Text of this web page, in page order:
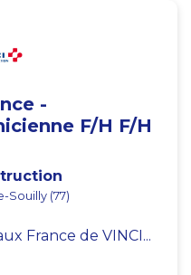
-
F/H F/H
Souilly (77)
France de VINCI...